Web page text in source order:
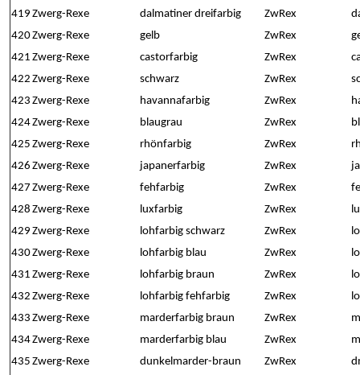
419 Zwerg-Rexe dalmatiner dreifarbig ZwRex
420Zwerg-Rexe gelb ZwRex
421 Zwerg-Rexe castorfarbig ZwRex
422 Zwerg-Rexe schwarz ZwRex
423 Zwerg-Rexe havannafarbig ZwRex
424Zwerg-Rexe blaugrau ZwRex
425 Zwerg-Rexe rhönfarbig ZwRex
426 Zwerg-Rexe japanerfarbig ZwRex
427 Zwerg-Rexe fehfarbig ZwRex
428 Zwerg-Rexe luxfarbig ZwRex
429 Zwerg-Rexe lohfarbig schwarz ZwRex
430Zwerg-Rexe lohfarbig blau ZwRex
431 Zwerg-Rexe lohfarbig braun ZwRex
432 Zwerg-Rexe lohfarbig fehfarbig ZwRex
433 Zwerg-Rexe marderfarbig braun ZwRex
434Zwerg-Rexe marderfarbig blau ZwRex
435 Zwerg-Rexe
dunkelmarder-braun
ZwRex